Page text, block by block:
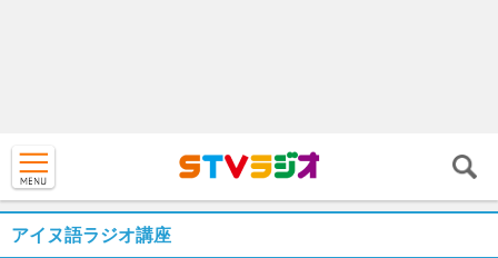
アイヌ語ラジオ講座